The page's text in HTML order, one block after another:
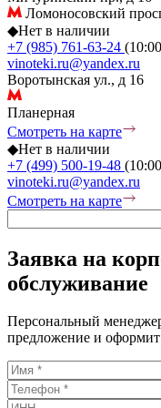
Ломоносовский
◆Нет в наличии
+7 (985) 761-63-24
vinoteki.ru@yandex.ru
Воротынская ул., д 16
Планерная
Смотреть на карте
◆Нет в наличии
+7 (499) 500-19-48
vinoteki.ru@yandex.ru
Смотреть на карте
Заявка на
обслуживание
Персональный
предложение и